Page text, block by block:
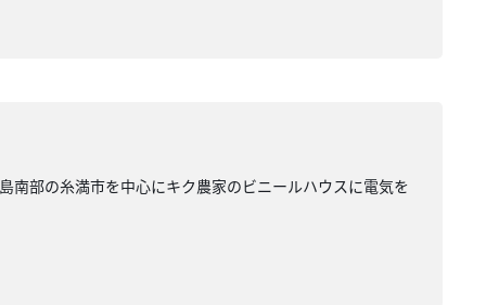
部の糸満市を中心にキク農家のビニールハウスに電気を